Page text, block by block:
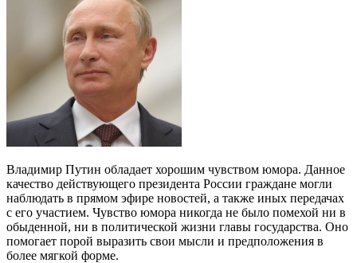
Владимир Путин обладает хорошим чувством юмора. Данное
качество действующего президента России граждане могли
наблюдать в прямом эфире новостей, а также иных передачах
с его участием. Чувство юмора никогда не было помехой ни в
обыденной, ни в политической жизни главы государства. Оно
помогает порой выразить свои мысли и предположения в
более мягкой форме.